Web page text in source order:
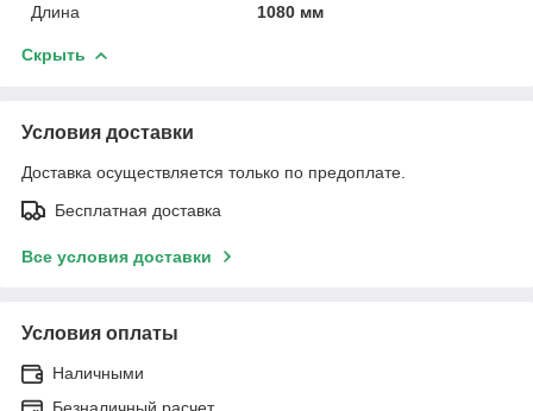
Длина
1080 мм
Скрыть
Условия доставки
Доставка осуществляется только по предоплате.
Бесплатная доставка
Все условия доставки
Условия оплаты
Наличными
Безналичный расчет